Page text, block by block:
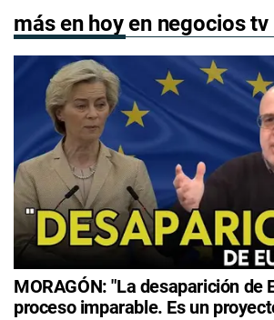
más en hoy en negocios tv
MORAGÓN: "La desaparición de
proceso imparable. Es un